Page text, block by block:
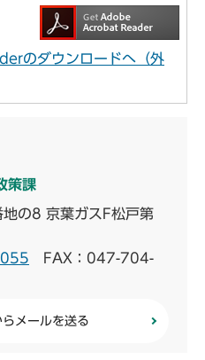
のダウンロードへ（外
策課
の8 京葉ガスF松戸第
FAX：047-704-
メールを送る